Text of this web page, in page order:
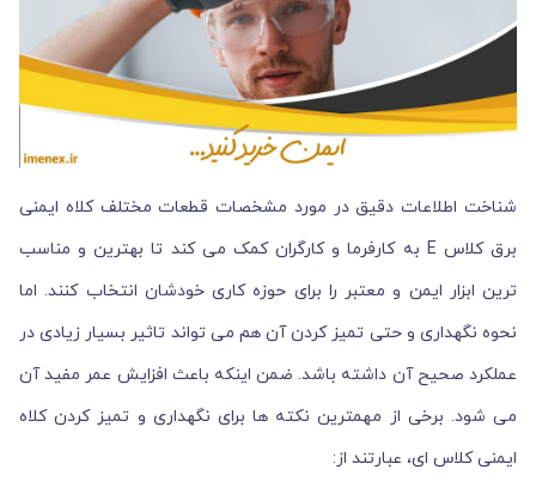
شناخت اطلاعات دقیق در مورد مشخصات قطعات مختلف کلاه ایمنی
برق کلاس E به کارفرما و کارگران کمک می کند تا بهترین و مناسب
ترین ابزار ایمن و معتبر را برای حوزه کاری خودشان انتخاب کنند. اما
نحوه نگهداری و حتی تمیز کردن آن هم می تواند تاثیر بسیار زیادی در
عملکرد صحیح آن داشته باشد. ضمن اینکه باعث افزایش عمر مفید آن
می شود. برخی از مهمترین نکته ها برای نگهداری و تمیز کردن کلاه
ایمنی کلاس ای، عبارتند از: